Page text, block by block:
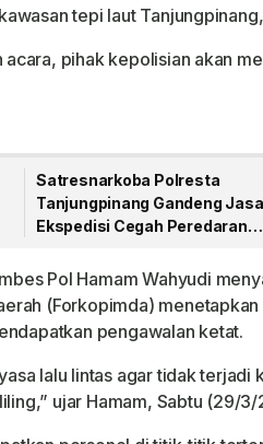
tepi laut
pihak kepolisian akan
Satresnarkoba Polresta
Tanjungpinang Gandeng Jasa
Ekspedisi Cegah Peredaran
Pol Hamam Wahyudi
(Forkopimda)
pengawalan ketat.
lalu lintas agar tidak terjadi
ujar Hamam, Sabtu (29/